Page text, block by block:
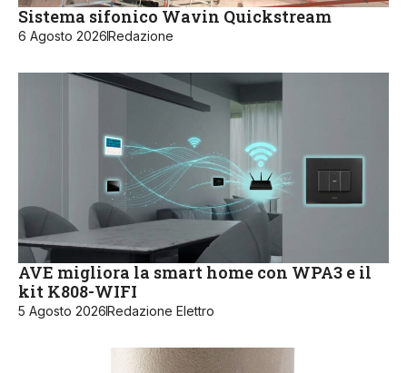
Sistema sifonico Wavin Quickstream
6 Agosto 2026Redazione
AVE migliora la smart home con WPA3 e il
kit K808-WIFI
5 Agosto 2026Redazione Elettro